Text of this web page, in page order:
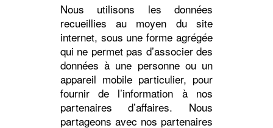
Nous utilisons les données
recueillies au moyen du site
internet, sous une forme agrégée
qui ne permet pas d’associer des
données à une personne ou un
appareil mobile particulier, pour
fournir de l’information à nos
partenaires d’affaires. Nous
partageons avec nos partenaires